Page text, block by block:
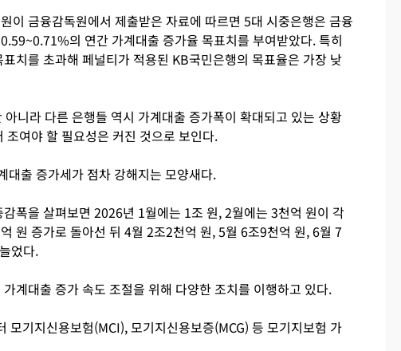
이 금융감독원에서 제출받은 자료에 따르면 5대 시중은행은 금융
의 연간 가계대출 증가율 목표치를 부여받았다. 특히
치를 초과해 페널티가 적용된 KB국민은행의 목표율은 가장 낮
니라 다른 은행들 역시 가계대출 증가폭이 확대되고 있는 상황
조여야 할 필요성은 커진 것으로 보인다.
대출 증가세가 점차 강해지는 모양새다.
폭을 살펴보면 2026년 1월에는 1조 원, 2월에는 3천억 원이 각
원 증가로 돌아선 뒤 4월 2조2천억 원, 5월 6조9천억 원, 6월 7
었다.
계대출 증가 속도 조절을 위해 다양한 조치를 이행하고 있다.
모기지신용보험(MCI), 모기지신용보증(MCG) 등 모기지보험 가